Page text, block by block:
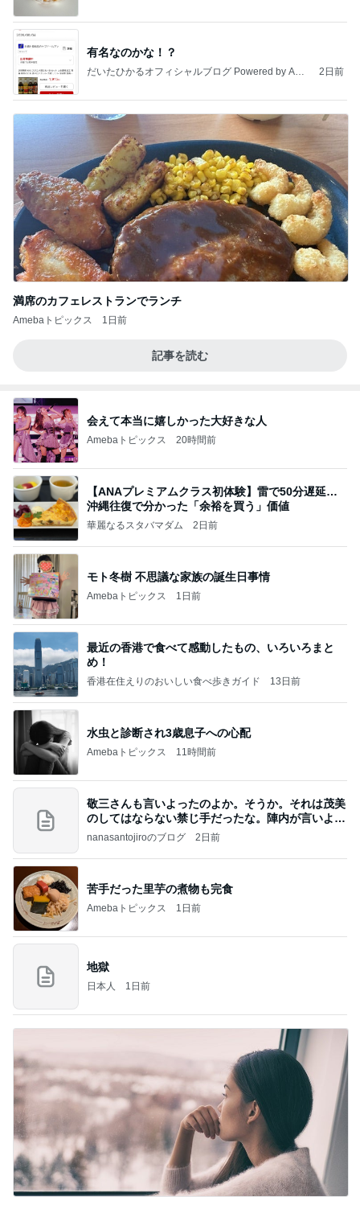
有名なのかな！？
だいたひかるオフィシャルブログ Powered by Ame
2日前
満席のカフェレストランでランチ
Amebaトピックス 1日前
記事を読む
会えて本当に嬉しかった大好きな人
Amebaトピックス 20時間前
【ANAプレミアムクラス初体験】雷で50分遅延…
沖縄往復で分かった「余裕を買う」価値
華麗なるスタバマダム 2日前
モト冬樹 不思議な家族の誕生日事情
Amebaトピックス 1日前
最近の香港で食べて感動したもの、いろいろまと
め！
香港在住えりのおいしい食べ歩きガイド 13日前
水虫と診断され3歳息子への心配
Amebaトピックス 11時間前
敬三さんも言いよったのよか。そうか。それは茂美
のしてはならない禁じ手だったな。陣内が言いよる
のよ
nanasantojiroのブログ 2日前
苦手だった里芋の煮物も完食
Amebaトピックス 1日前
地獄
日本人 1日前